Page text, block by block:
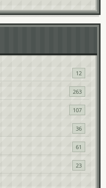
12
263
107
36
61
23